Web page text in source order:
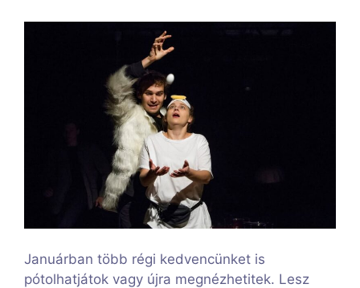
Januárban több régi kedvencünket is
pótolhatjátok vagy újra megnézhetitek. Lesz